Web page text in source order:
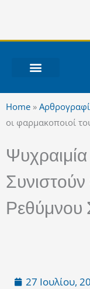
περιεχόμενο
Home »
οι φαρμακοποιοί
Ρεθύμνου
27 Ιουλίου,